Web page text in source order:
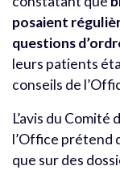
posaient
questions
leurs patients
conseils de
L’avis du
l’Office prétend
que sur des